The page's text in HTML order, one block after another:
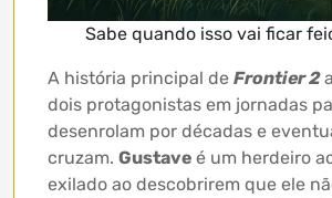
Sabe quando isso vai ficar
A história principal de Frontier 2
dois protagonistas em jornadas
desenrolam por décadas e
cruzam. Gustave é um herdeiro
exilado ao descobrirem que ele